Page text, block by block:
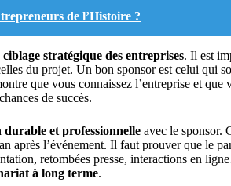
de l’Histoire ?
ciblage stratégique des entreprises. Il est
du projet. Un bon sponsor est celui qui
que vous connaissez l’entreprise et que
de succès.
durable et professionnelle avec le sponsor.
après l’événement. Il faut prouver que le
retombées presse, interactions en
à long terme.